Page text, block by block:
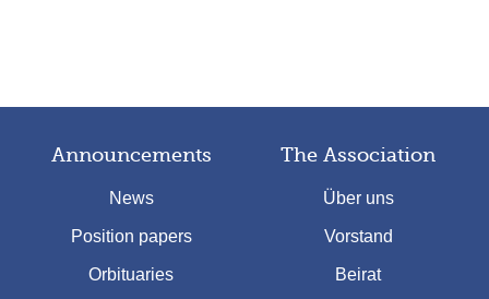
Announcements
News
Position papers
Orbituaries
The Association
Über uns
Vorstand
Beirat